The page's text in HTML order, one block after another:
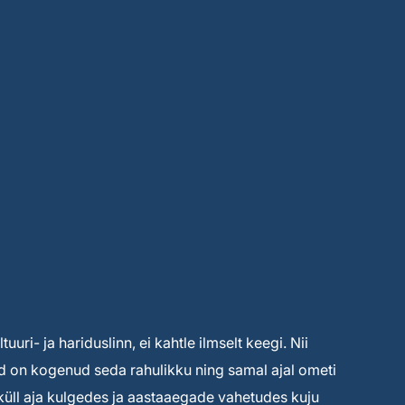
ja hariduslinn, ei kahtle ilmselt keegi. Nii
kogenud seda rahulikku ning samal ajal ometi
aja kulgedes ja aastaaegade vahetudes kuju